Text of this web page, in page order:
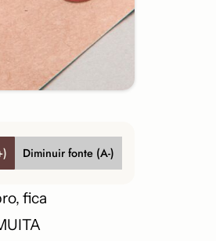
Diminuir fonte (A-)
fica